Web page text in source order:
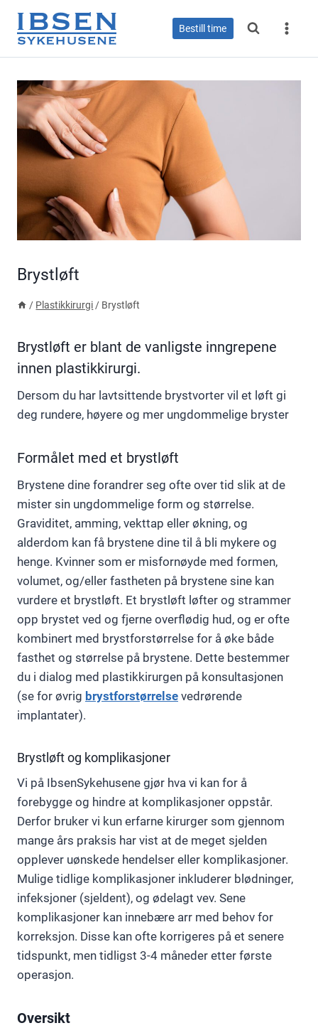
content
Bestill time
Brystløft
/ Plastikkirurgi / Brystløft
Brystløft er blant de vanligste inngrepene
innen plastikkirurgi.
Dersom du har lavtsittende brystvorter vil et løft gi
deg rundere, høyere og mer ungdommelige bryster
Formålet med et brystløft
Brystene dine forandrer seg ofte over tid slik at de
mister sin ungdommelige form og størrelse.
Graviditet, amming, vekttap eller økning, og
alderdom kan få brystene dine til å bli mykere og
henge. Kvinner som er misfornøyde med formen,
volumet, og/eller fastheten på brystene sine kan
vurdere et brystløft. Et brystløft løfter og strammer
opp brystet ved og fjerne overflødig hud, og er ofte
kombinert med brystforstørrelse for å øke både
fasthet og størrelse på brystene. Dette bestemmer
du i dialog med plastikkirurgen på konsultasjonen
(se for øvrig brystforstørrelse vedrørende
implantater).
Brystløft og komplikasjoner
Vi på IbsenSykehusene gjør hva vi kan for å
forebygge og hindre at komplikasjoner oppstår.
Derfor bruker vi kun erfarne kirurger som gjennom
mange års praksis har vist at de meget sjelden
opplever uønskede hendelser eller komplikasjoner.
Mulige tidlige komplikasjoner inkluderer blødninger,
infeksjoner (sjeldent), og ødelagt vev. Sene
komplikasjoner kan innebære arr med behov for
korreksjon. Disse kan ofte korrigeres på et senere
tidspunkt, men tidligst 3-4 måneder etter første
operasjon.
Oversikt